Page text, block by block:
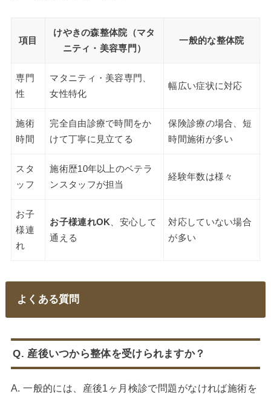
項目
けやきの森整体院（マタ
ニティ・美容専門）
一般的な整体院
専門
性
マタニティ・美容専門、
女性特化
幅広い症状に対応
施術
時間
完全自由診療で時間をか
けて丁寧に見立てる
保険診療の場合、短
時間施術が多い
スタ
ッフ
施術歴10年以上のベテラ
ンスタッフが担当
経験年数は様々
お子
様連
れ
お子様連れOK 、安心して
通える
対応していない場合
が多い
よくある質問
Q. 産後いつから整体を受けられますか？
A. 一般的には、産後1ヶ月検診で問題がなければ施術を